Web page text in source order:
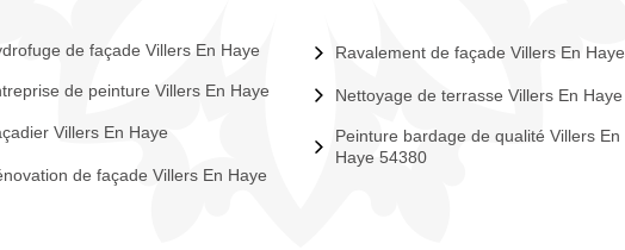
de façade Villers En Haye
de peinture Villers En Haye
Villers En Haye
de façade Villers En Haye
Ravalement de façade Villers En Haye
Nettoyage de terrasse Villers En Haye
Peinture bardage de qualité Villers En
Haye 54380